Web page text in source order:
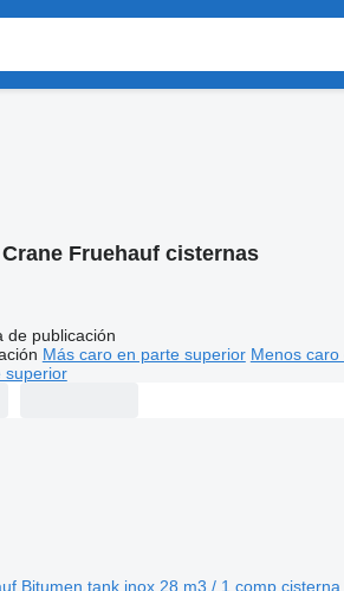
Crane Fruehauf cisternas
de publicación
Más caro en parte superior Menos
superior